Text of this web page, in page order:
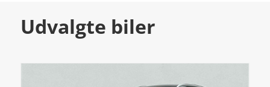
Udvalgte biler